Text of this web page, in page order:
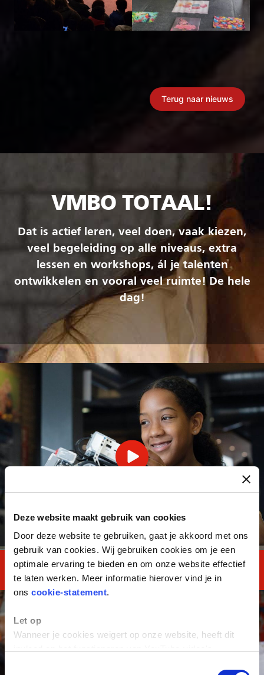
Deze website maakt gebruik van cookies
Door deze website te gebruiken, gaat je akkoord met ons
gebruik van cookies. Wij gebruiken cookies om je een
optimale ervaring te bieden en om onze website effectief
te laten werken. Meer informatie hierover vind je in
ons cookie-statement.
Let op
Wanneer je cookies weigert op onze website, heeft dit
Terug naar nieuws
VMBO TOTAAL!
Dat is actief leren, veel doen, vaak kiezen,
veel begeleiding op alle niveaus, extra
lessen en workshops, ál je talenten
ontwikkelen en vooral veel ruimte! De hele
dag!
Talent TOTAAL